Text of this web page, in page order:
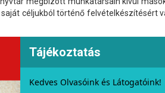
céljukból történő felvételkészítésért
Tájékoztatás
Kedves Olvasóink és Látogatóink!